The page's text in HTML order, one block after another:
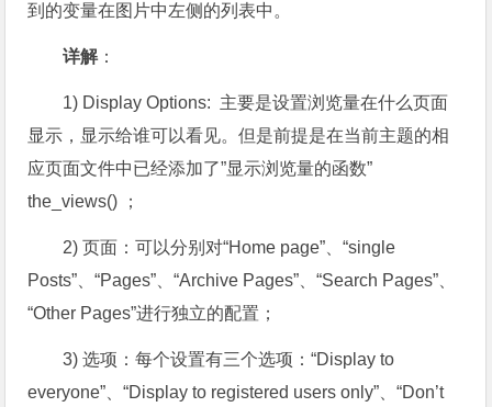
到的变量在图片中左侧的列表中。
详解：
1) Display Options: 主要是设置浏览量在什么页面
显示，显示给谁可以看见。但是前提是在当前主题的相
应页面文件中已经添加了”显示浏览量的函数”
the_views() ；
2) 页面：可以分别对“Home page”、“single
Posts”、“Pages”、“Archive Pages”、“Search Pages”、
“Other Pages”进行独立的配置；
3) 选项：每个设置有三个选项：“Display to
everyone”、“Display to registered users only”、“Don’t